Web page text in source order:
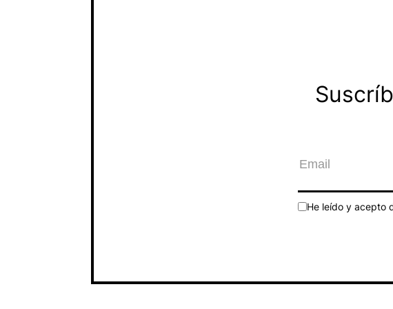
He leído y acepto